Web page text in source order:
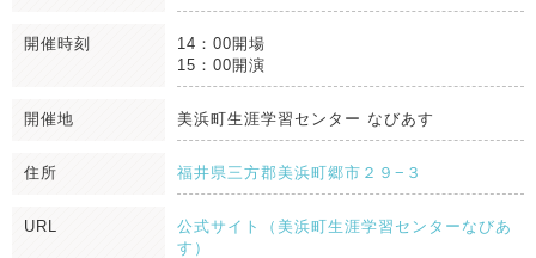
開催時刻
14：00開場
15：00開演
開催地 美浜町生涯学習センター なびあす
住所 福井県三方郡美浜町郷市２９−３
URL
公式サイト（美浜町生涯学習センターなびあ
す）